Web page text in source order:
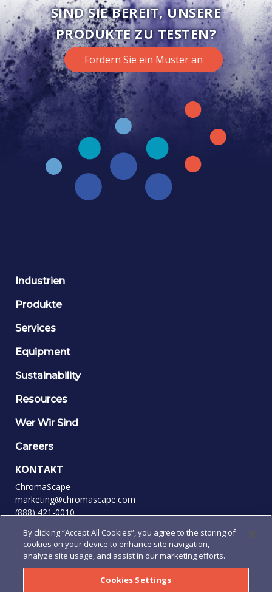
SIND SIE BEREIT, UNSERE
PRODUKTE ZU TESTEN?
Fordern Sie ein Muster an
Industrien
Produkte
Services
Equipment
Sustainability
Resources
Wer Wir Sind
Careers
KONTAKT
ChromaScape
marketing@chromascape.com
(888) 421-0010
FOLGEN SIE UNS
© 2026 ChromaScape, Alle Rechte vorbehalten.
By clicking “Accept All Cookies”, you agree to the storing of
cookies on your device to enhance site navigation,
analyze site usage, and assist in our marketing efforts.
Cookies Settings